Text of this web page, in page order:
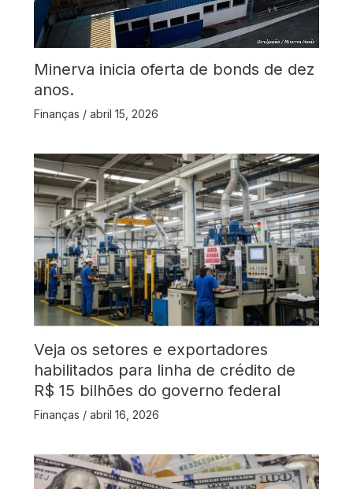
Minerva inicia oferta de bonds de dez
anos.
Finanças / abril 15, 2026
Veja os setores e exportadores
habilitados para linha de crédito de
R$ 15 bilhões do governo federal
Finanças / abril 16, 2026